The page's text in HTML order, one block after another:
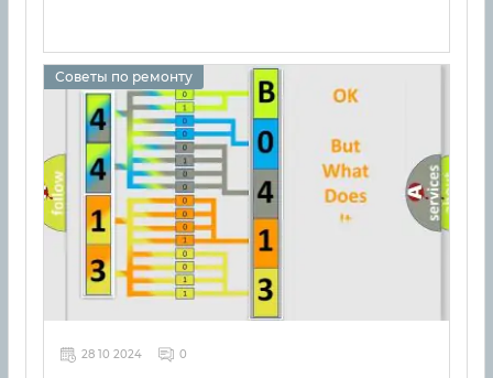
Советы по ремонту
28 10 2024 0